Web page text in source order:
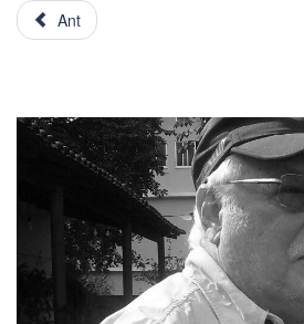
Ant